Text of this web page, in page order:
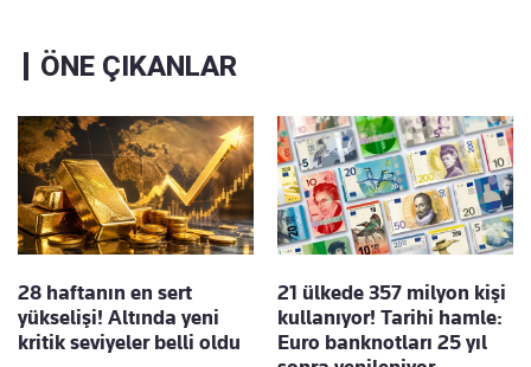
ÖNE ÇIKANLAR
28 haftanın en sert
yükselişi! Altında yeni
kritik seviyeler belli oldu
21 ülkede 357 milyon kişi
kullanıyor! Tarihi hamle:
Euro banknotları 25 yıl